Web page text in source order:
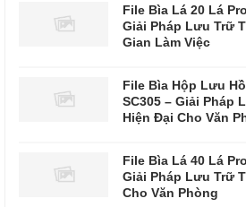
File Bìa Lá 20 Lá
Giải Pháp Lưu Trữ
Gian Làm Việc
File Bìa Hộp Lưu
SC305 – Giải Pháp
Hiện Đại Cho Văn
File Bìa Lá 40 Lá
Giải Pháp Lưu Trữ
Cho Văn Phòng